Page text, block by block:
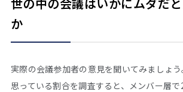
か
実際の会議参加者の意見を聞いてみましょ
思っている割合を調査すると、メンバー層